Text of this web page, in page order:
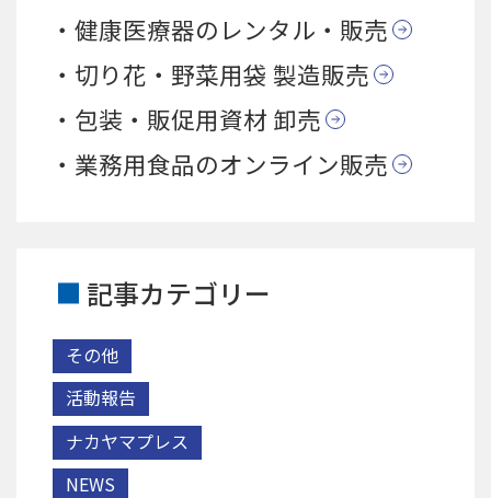
健康医療器のレンタル・販売
切り花・野菜用袋 製造販売
包装・販促用資材 卸売
業務用食品のオンライン販売
記事カテゴリー
その他
活動報告
ナカヤマプレス
NEWS